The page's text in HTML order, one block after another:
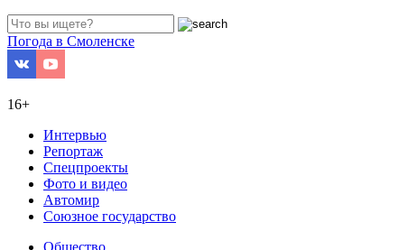
Погода в Смоленске
16+
Интервью
Репортаж
Спецпроекты
Фото и видео
Автомир
Союзное государство
Общество